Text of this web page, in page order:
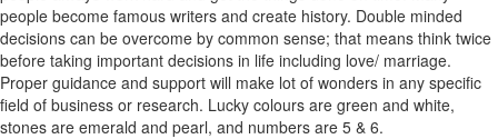
people become famous writers and create history. Double minded
decisions can be overcome by common sense; that means think twice
before taking important decisions in life including love/ marriage.
Proper guidance and support will make lot of wonders in any specific
field of business or research. Lucky colours are green and white,
stones are emerald and pearl, and numbers are 5 & 6.